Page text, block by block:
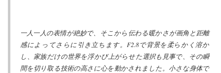
一人一人の表情が絶妙で、そこから伝わる暖かさが画角と距離
感によってさらに引き立ちます。F2.8で背景を柔らかく溶か
し、家族だけの世界を浮かび上がらせた選択も見事で、その瞬
間を切り取る技術の高さに心を動かされました。小さな身体で